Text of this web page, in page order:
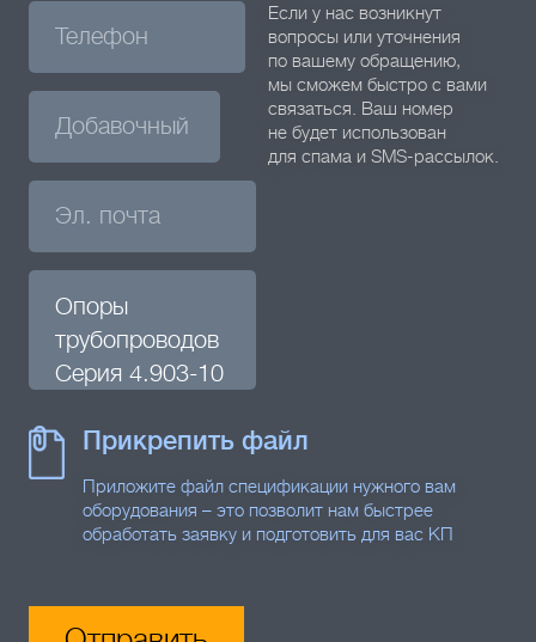
Если у нас возникнут
вопросы или уточнения
по вашему обращению,
мы сможем быстро с вами
связаться. Ваш номер
не будет использован
для спама и SMS-рассылок.
Прикрепить файл
Приложите файл спецификации нужного вам
оборудования – это позволит нам быстрее
обработать заявку и подготовить для вас КП